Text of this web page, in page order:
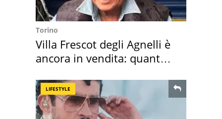
Torino
Villa Frescot degli Agnelli è
ancora in vendita: quanto
LIFESTYLE